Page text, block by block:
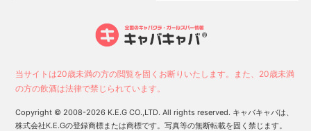
大宮のキャバクラ
新潟市のキャバクラ
高崎市のキャバクラ
新潟駅前のキャバクラ
当サイトは20歳未満の方の閲覧を固くお断りいたします。また、20歳未満
の方の飲酒は法律で禁じられています。
Copyright © 2008-2026 K.E.G CO.,LTD. All rights reserved. キャバキャバは、
株式会社K.E.Gの登録商標または商標です。写真等の無断転載を固く禁じます。